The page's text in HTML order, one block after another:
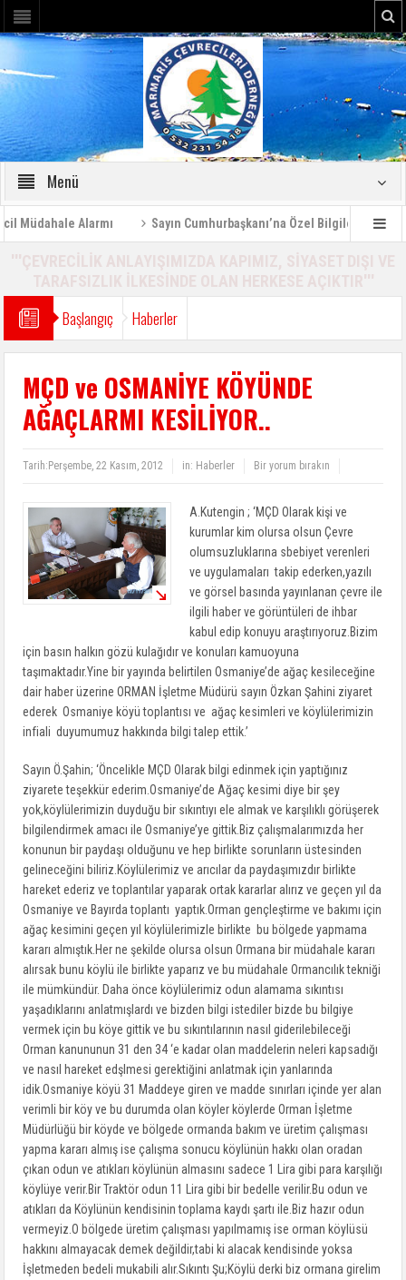
Menü
Alarmı Sayın Cumhurbaşkanı’na Özel Bilgilendirme
Başlangıç Haberler
MÇD ve OSMANİYE KÖYÜNDE
AĞAÇLARMI KESİLİYOR..
Tarih:Perşembe, 22 Kasım, 2012 in: Haberler Bir yorum bırakın
A.Kutengin ; ‘MÇD Olarak kişi ve
kurumlar kim olursa olsun Çevre
olumsuzluklarına sbebiyet verenleri
ve uygulamaları takip ederken,yazılı
ve görsel basında yayınlanan çevre ile
ilgili haber ve görüntüleri de ihbar
kabul edip konuyu araştırıyoruz.Bizim
için basın halkın gözü kulağıdır ve konuları kamuoyuna
taşımaktadır.Yine bir yayında belirtilen Osmaniye’de ağaç kesileceğine
dair haber üzerine ORMAN İşletme Müdürü sayın Özkan Şahini ziyaret
ederek Osmaniye köyü toplantısı ve ağaç kesimleri ve köylülerimizin
infiali duyumumuz hakkında bilgi talep ettik.’
Sayın Ö.Şahin; ‘Öncelikle MÇD Olarak bilgi edinmek için yaptığınız
ziyarete teşekkür ederim.Osmaniye’de Ağaç kesimi diye bir şey
yok,köylülerimizin duyduğu bir sıkıntıyı ele almak ve karşılıklı görüşerek
bilgilendirmek amacı ile Osmaniye’ye gittik.Biz çalışmalarımızda her
konunun bir paydaşı olduğunu ve hep birlikte sorunların üstesinden
gelineceğini biliriz.Köylülerimiz ve arıcılar da paydaşımızdır birlikte
hareket ederiz ve toplantılar yaparak ortak kararlar alırız ve geçen yıl da
Osmaniye ve Bayırda toplantı yaptık.Orman gençleştirme ve bakımı için
ağaç kesimini geçen yıl köylülerimizle birlikte bu bölgede yapmama
kararı almıştık.Her ne şekilde olursa olsun Ormana bir müdahale kararı
alırsak bunu köylü ile birlikte yaparız ve bu müdahale Ormancılık tekniği
ile mümkündür. Daha önce köylülerimiz odun alamama sıkıntısı
yaşadıklarını anlatmışlardı ve bizden bilgi istediler bizde bu bilgiye
vermek için bu köye gittik ve bu sıkıntılarının nasıl giderilebileceği
Orman kanununun 31 den 34 ‘e kadar olan maddelerin neleri kapsadığı
ve nasıl hareket edşlmesi gerektiğini anlatmak için yanlarında
idik.Osmaniye köyü 31 Maddeye giren ve madde sınırları içinde yer alan
verimli bir köy ve bu durumda olan köyler köylerde Orman İşletme
Müdürlüğü bir köyde ve bölgede ormanda bakım ve üretim çalışması
yapma kararı almış ise çalışma sonucu köylünün hakkı olan oradan
çıkan odun ve atıkları köylünün almasını sadece 1 Lira gibi para karşılığı
köylüye verir.Bir Traktör odun 11 Lira gibi bir bedelle verilir.Bu odun ve
atıkları da Köylünün kendisinin toplama kaydı şartı ile.Biz hazır odun
vermeyiz.O bölgede üretim çalışması yapılmamış ise orman köylüsü
hakkını almayacak demek değildir,tabi ki alacak kendisinde yoksa
İşletmeden bedeli mukabili alır.Sıkıntı Şu;Köylü derki biz ormana girelim